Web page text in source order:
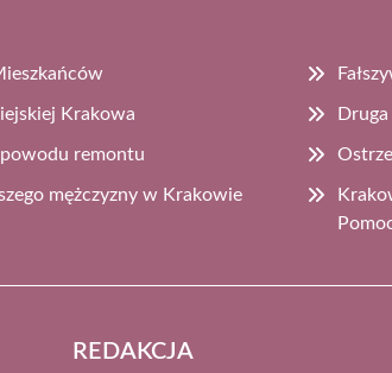
Krakowa
remontu
mężczyzny w Krakowie
REDAKCJA